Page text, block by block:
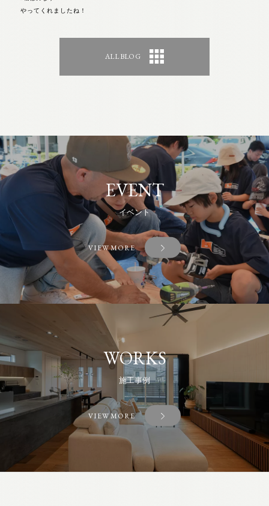
やってくれましたね！
ALL BLOG
EVENT
イベント
VIEW MORE
WORKS
施工事例
VIEW MORE